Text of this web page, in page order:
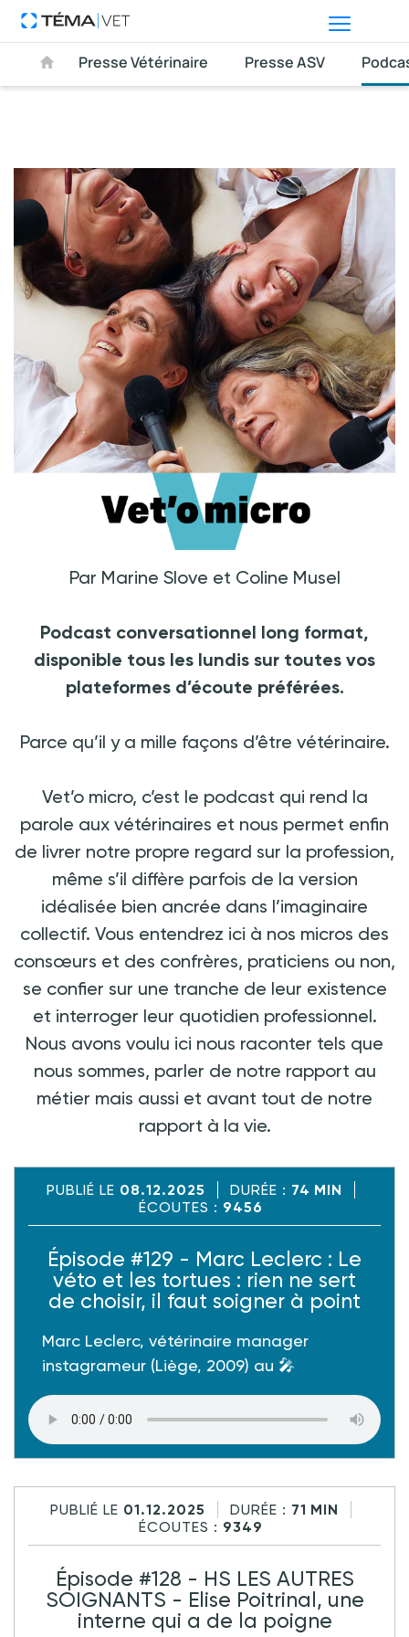
Presse Vétérinaire Presse ASV
Par Marine Slove et Coline Musel
Podcast conversationnel long format,
disponible tous les lundis sur toutes vos
plateformes d’écoute préférées.
Parce qu’il y a mille façons d’être vétérinaire.
Vet’o micro, c’est le podcast qui rend la
parole aux vétérinaires et nous permet enfin
de livrer notre propre regard sur la profession,
même s’il diffère parfois de la version
idéalisée bien ancrée dans l’imaginaire
collectif. Vous entendrez ici à nos micros des
consœurs et des confrères, praticiens ou non,
se confier sur une tranche de leur existence
et interroger leur quotidien professionnel.
Nous avons voulu ici nous raconter tels que
nous sommes, parler de notre rapport au
métier mais aussi et avant tout de notre
rapport à la vie.
PUBLIÉ LE 08.12.2025 DURÉE : 74 MIN
ÉCOUTES : 9456
Épisode #129 - Marc Leclerc : Le
véto et les tortues : rien ne sert
de choisir, il faut soigner à point
Marc Leclerc, vétérinaire manager
instagrameur (Liège, 2009) au 🎤
Après des études 🥳 à Liège, Marc met le
cap sur Lyon pour un internat puis un
exigeants et hiérarchie bien assumée le
façonnent en praticien aguerri. Direction
rempla d’été se transforme en plan de
carrière, porté par un esprit maison façon
« belle-famille idéale » : accueil
PUBLIÉ LE 01.12.2025 DURÉE : 71 MIN
ÉCOUTES : 9349
Épisode #128 - HS LES AUTRES
SOIGNANTS - Elise Poitrinal, une
interne qui a de la poigne